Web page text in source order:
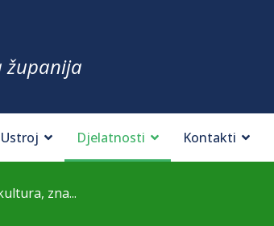
županija
Ustroj Djelatnosti Kontakti
zna...